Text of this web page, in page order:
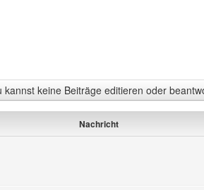
keine Beiträge editieren oder
Nachricht